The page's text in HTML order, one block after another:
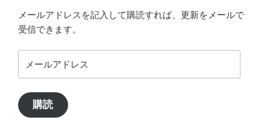
メールアドレスを記入して購読すれば、更新をメールで
受信できます。
ー
ア
ド
購読